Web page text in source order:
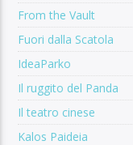
From the Vault
Fuori dalla Scatola
IdeaParko
Il ruggito del Panda
Il teatro cinese
Kalos Paideia